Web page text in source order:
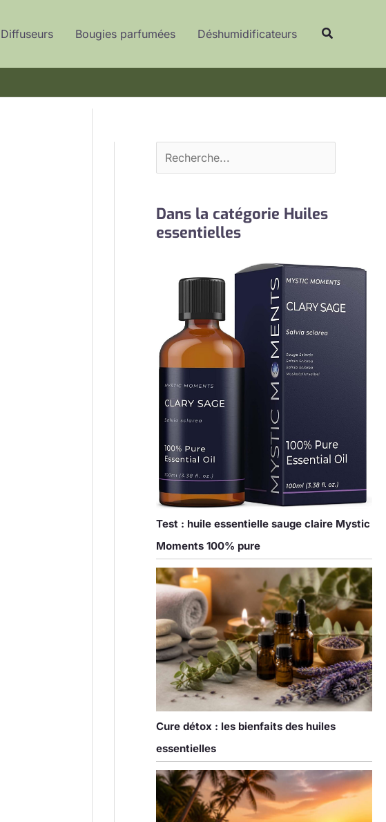
Diffuseurs Bougies parfumées Déshumidificateurs
e
e
c
r
Dans la catégorie Huiles
essentielles
Test : huile essentielle sauge claire Mystic
Moments 100% pure
Cure détox : les bienfaits des huiles
essentielles